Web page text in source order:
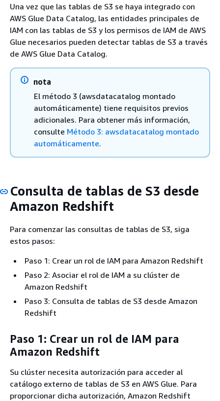
Una vez que las tablas de S3 se haya integrado con
AWS Glue Data Catalog, las entidades principales de
IAM con las tablas de S3 y los permisos de IAM de AWS
Glue necesarios pueden detectar tablas de S3 a través
de AWS Glue Data Catalog.
nota
El método 3 (awsdatacatalog montado
automáticamente) tiene requisitos previos
adicionales. Para obtener más información,
consulte Método 3: awsdatacatalog montado
automáticamente.
Consulta de tablas de S3 desde
Amazon Redshift
Para comenzar las consultas de tablas de S3, siga
estos pasos:
Paso 1: Crear un rol de IAM para Amazon Redshift
Paso 2: Asociar el rol de IAM a su clúster de
Amazon Redshift
Paso 3: Consulta de tablas de S3 desde Amazon
Redshift
Paso 1: Crear un rol de IAM para
Amazon Redshift
Su clúster necesita autorización para acceder al
catálogo externo de tablas de S3 en AWS Glue. Para
proporcionar dicha autorización, Amazon Redshift